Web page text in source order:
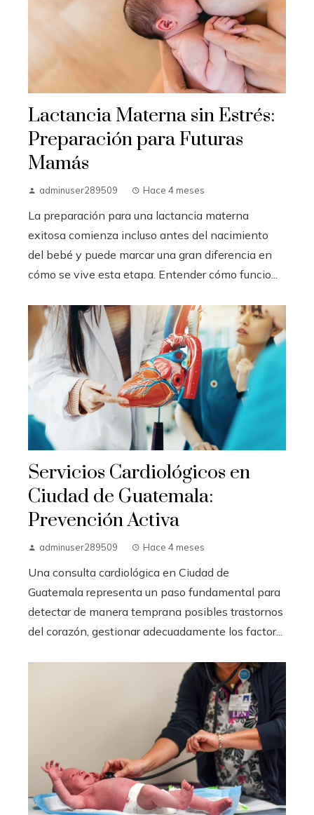
Lactancia Materna sin Estrés:
Preparación para Futuras
Mamás
adminuser289509 Hace 4 meses
La preparación para una lactancia materna
exitosa comienza incluso antes del nacimiento
del bebé y puede marcar una gran diferencia en
cómo se vive esta etapa. Entender cómo funcio...
Servicios Cardiológicos en
Ciudad de Guatemala:
Prevención Activa
adminuser289509 Hace 4 meses
Una consulta cardiológica en Ciudad de
Guatemala representa un paso fundamental para
detectar de manera temprana posibles trastornos
del corazón, gestionar adecuadamente los factor...